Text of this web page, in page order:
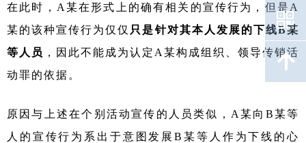
在此时， A某在形式上的确有相关的宣传行为，但是A
某的该种宣传行为仅仅 只是针对其本人发展的下线B某
等人员 ，因此不能成为认定 A某构成组织、领导传销活
动罪的依据。
原因与上述在个别活动宣传的人员类似，A某向B某等
人的宣传行为系出于意图发展B某等人作为下线的心
낃
녕